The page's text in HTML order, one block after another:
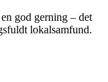
god gerning – det
lokalsamfund.